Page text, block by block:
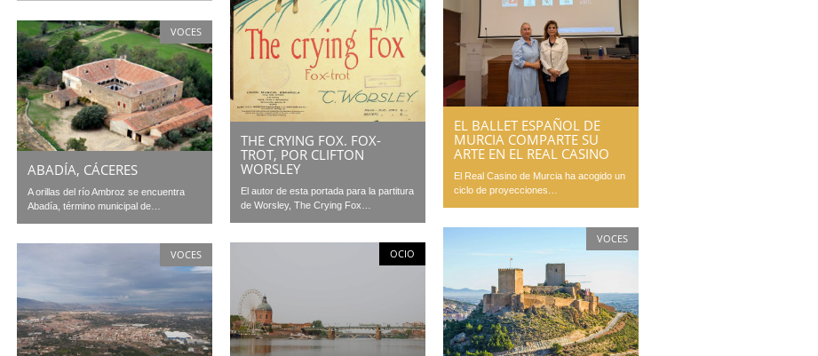
THE CRYING FOX. FOX-
TROT, POR CLIFTON
WORSLEY
El autor de esta portada para la partitura
de Worsley, The Crying Fox…
EL BALLET ESPAÑOL DE
MURCIA COMPARTE SU
ARTE EN EL REAL CASINO
El Real Casino de Murcia ha acogido un
ciclo de proyecciones…
VOCES
ABADÍA, CÁCERES
A orillas del río Ambroz se encuentra
Abadía, término municipal de…
VOCES
OCIO
VOCES